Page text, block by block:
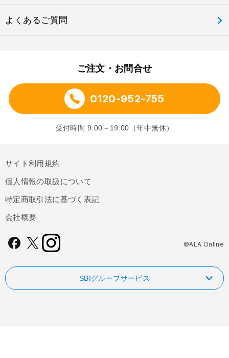
よくあるご質問
ご注文・お問合せ
0120-952-755
受付時間 9:00～19:00（年中無休）
サイト利用規約
個人情報の取扱について
特定商取引法に基づく表記
会社概要
©ALA Online
SBIグループサービス